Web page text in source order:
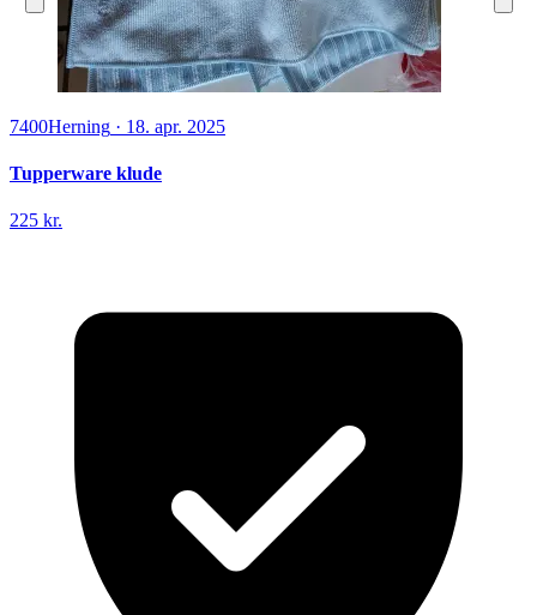
7400Herning · 18. apr. 2025
Tupperware klude
225 kr.